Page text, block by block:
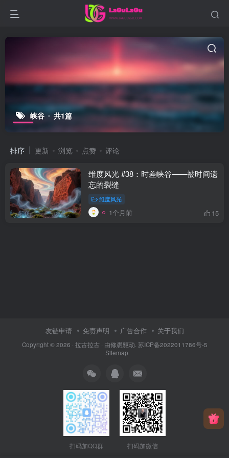
峡谷 共1篇
排序 更新 浏览 点赞 评论
维度风光 #38：时差峡谷——被时间遗
忘的裂缝
维度风光
1个月前 15
友链申请 免责声明 广告合作 关于我们
Copyright © 2026 · 拉古拉古 · 由修愚驱动. 苏ICP备2022011786号-5
· Sitemap
扫码加QQ群 扫码加微信